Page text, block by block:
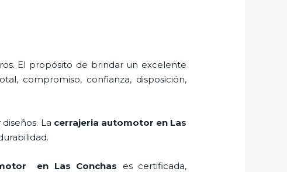
El propósito de brindar un excelente
compromiso, confianza, disposición,
La cerrajeria automotor en Las
en Las Conchas es certificada,